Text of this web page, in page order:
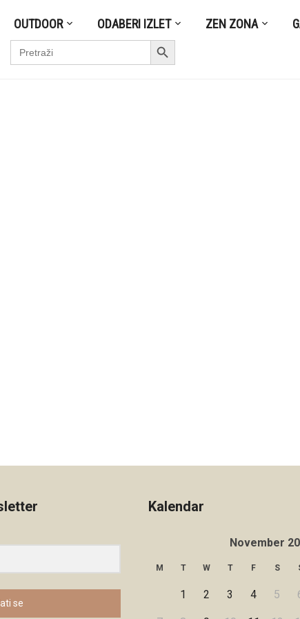
OUTDOOR ODABERI IZLET ZEN ZONA
Search
for:
Search Button
se
Kalendar
November
M T W T F S
1 2 3 4 5